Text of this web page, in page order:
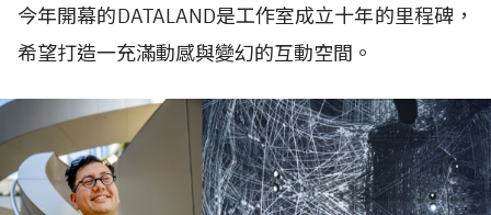
今年開幕的DATALAND是工作室成立十年的里程碑，
希望打造一充滿動感與變幻的互動空間。